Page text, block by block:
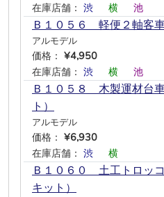
在庫店舗： 渋 横 池
Ｂ１０５６ 軽便２軸客
アルモデル
価格： ¥4,950
在庫店舗： 渋 横 池
Ｂ１０５８ 木製運材台
ト）
アルモデル
価格： ¥6,930
在庫店舗： 渋 横
Ｂ１０６０ 土工トロッ
キット）